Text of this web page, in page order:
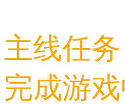
主线任
完成游